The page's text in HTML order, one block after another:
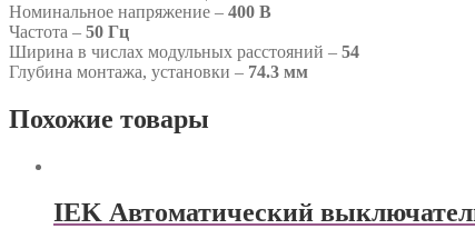
Номинальное напряжение – 400 В
Частота – 50 Гц
Ширина в числах модульных расстояний – 54
Глубина монтажа, установки – 74.3 мм
Похожие товары
IEK Автоматический